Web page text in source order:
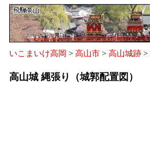
いこまいけ高岡 > 高山市 > 高山城跡 >
高山城 縄張り（城郭配置図）